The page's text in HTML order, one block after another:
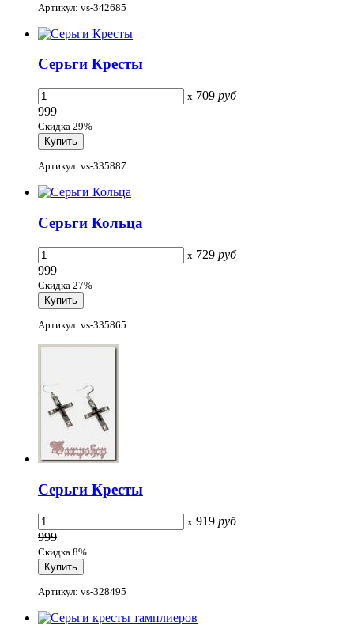
Артикул: vs-342685
Серьги Кресты
x 709 руб
999
Скидка 29%
Артикул: vs-335887
Серьги Кольца
x 729 руб
999
Скидка 27%
Артикул: vs-335865
Серьги Кресты
x 919 руб
999
Скидка 8%
Артикул: vs-328495